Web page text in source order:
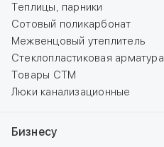
Теплицы, парники
Сотовый поликарбонат
Межвенцовый утеплитель
Стеклопластиковая арматура
Товары СТМ
Люки канализационные
Бизнесу